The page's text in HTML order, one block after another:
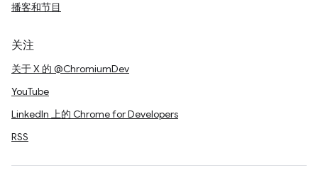
播客和节目
关注
关于 X 的 @ChromiumDev
YouTube
LinkedIn 上的 Chrome for Developers
RSS